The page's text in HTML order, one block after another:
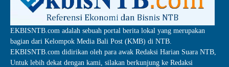
EKBISNTB.com adalah sebuah portal berita lokal yang merupakan
bagian dari Kelompok Media Bali Post (KMB) di NTB.
EKBISNTB.com didirikan oleh para awak Redaksi Harian Suara NTB,
Untuk lebih dekat dengan kami, silakan berkunjung ke Redaksi